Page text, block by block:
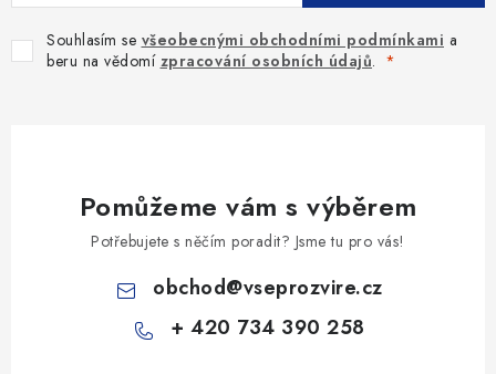
Souhlasím se všeobecnými obchodními podmínkami a
beru na vědomí zpracování osobních údajů.
Pomůžeme vám s výběrem
Potřebujete s něčím poradit? Jsme tu pro vás!
obchod@vseprozvire.cz
+ 420 734 390 258